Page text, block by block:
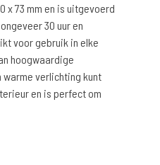
x 73 mm en is uitgevoerd
30 uur en
voor gebruik in elke
hoogwaardige
verlichting kunt
en is perfect om